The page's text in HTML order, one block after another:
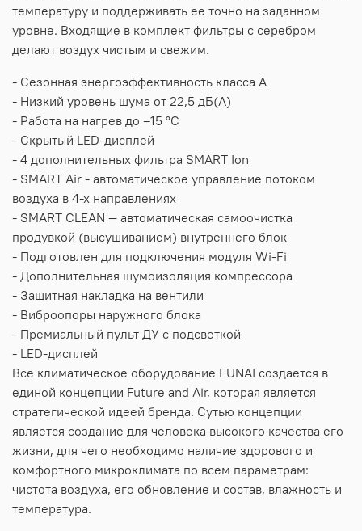
температуру и поддерживать ее точно на заданном
уровне. Входящие в комплект фильтры с серебром
делают воздух чистым и свежим.
- Сезонная энергоэффективность класса А
- Низкий уровень шума от 22,5 дБ(А)
- Работа на нагрев до –15 °С
- Скрытый LED-дисплей
- 4 дополнительных фильтра SMART Ion
- SMART Air - автоматическое управление потоком
воздуха в 4-х направлениях
- SMART CLEAN — автоматическая самоочистка
продувкой (высушиванием) внутреннего блок
- Подготовлен для подключения модуля Wi-Fi
- Дополнительная шумоизоляция компрессора
- Защитная накладка на вентили
- Виброопоры наружного блока
- Премиальный пульт ДУ с подсветкой
- LED-дисплей
Все климатическое оборудование FUNAI создается в
единой концепции Future and Air, которая является
стратегической идеей бренда. Сутью концепции
является создание для человека высокого качества его
жизни, для чего необходимо наличие здорового и
комфортного микроклимата по всем параметрам:
чистота воздуха, его обновление и состав, влажность и
температура.